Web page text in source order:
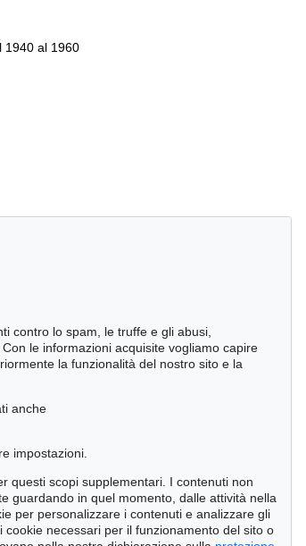
1940 al 1960
scienze naturali
contro lo spam, le truffe e gli abusi,
le informazioni acquisite vogliamo capire
la funzionalità del nostro sito e la
anche
impostazioni.
questi scopi supplementari. I contenuti non
guardando in quel momento, dalle attività nella
per personalizzare i contenuti e analizzare gli
necessari per il funzionamento del sito o